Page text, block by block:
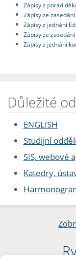
Zápisy z porad
Zápisy ze
Zápisy z jednání
Zápisy ze
Zápisy z jednání
Důležité
ENGLISH
Studijní
SIS, webové
Katedry,